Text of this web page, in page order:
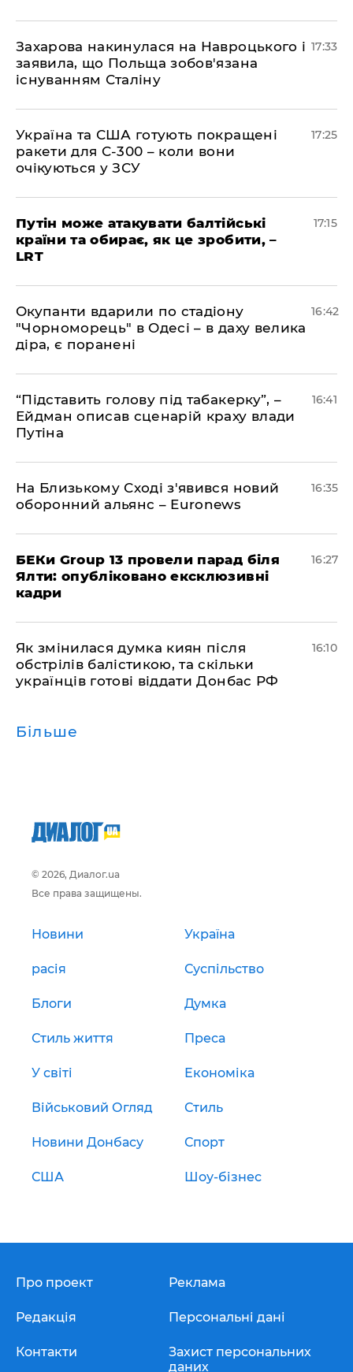
​Захарова накинулася на Навроцького і
заявила, що Польща зобов'язана
існуванням Сталіну
17:33
​Україна та США готують покращені
ракети для С-300 – коли вони
очікуються у ЗСУ
17:25
​Путін може атакувати балтійські
країни та обирає, як це зробити, –
LRT
17:15
​Окупанти вдарили по стадіону
"Чорноморець" в Одесі – в даху велика
діра, є поранені
16:42
​“Підставить голову під табакерку”, –
Ейдман описав сценарій краху влади
Путіна
16:41
На Близькому Сході з'явився новий
оборонний альянс – Euronews
16:35
БЕКи Group 13 провели парад біля
Ялти: опубліковано ексклюзивні
кадри
16:27
Як змінилася думка киян після
обстрілів балістикою, та скільки
українців готові віддати Донбас РФ
16:10
Більше
© 2026, Диалог.ua
Все права защищены.
Новини Україна
расія Суспільство
Блоги Думка
Стиль життя Преса
У світі Економіка
Військовий Огляд Стиль
Новини Донбасу Спорт
США Шоу-бізнес
Про проект
Редакція
Контакти
Реклама
Персональні дані
Захист персональних
даних